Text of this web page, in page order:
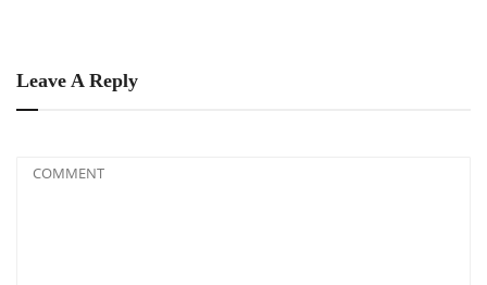
Leave A Reply